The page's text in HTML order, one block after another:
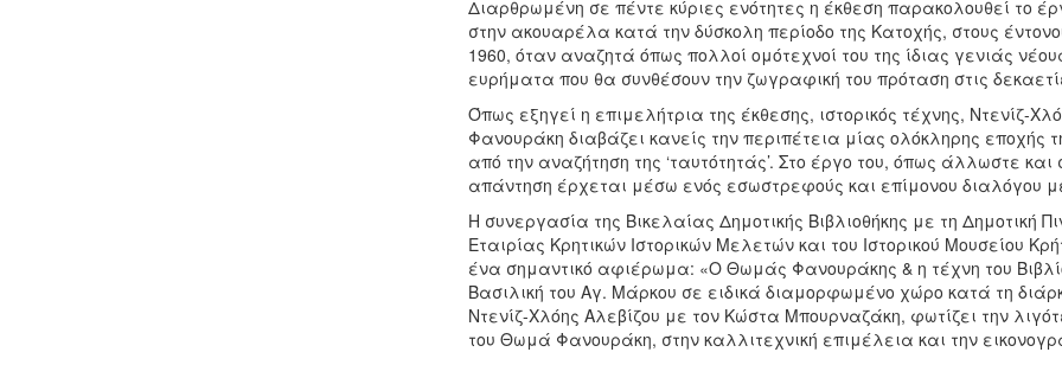
Διαρθρωμένη σε πέντε κύριες ενότητες η έκθεση παρακολουθεί το
στην ακουαρέλα κατά την δύσκολη περίοδο της Κατοχής, στους
1960, όταν αναζητά όπως πολλοί ομότεχνοί του της ίδιας γενιάς
ευρήματα που θα συνθέσουν την ζωγραφική του πρόταση στις
Όπως εξηγεί η επιμελήτρια της έκθεσης, ιστορικός τέχνης, Ντενίζ-
Φανουράκη διαβάζει κανείς την περιπέτεια μίας ολόκληρης εποχής
από την αναζήτηση της ‘ταυτότητάς’. Στο έργο του, όπως άλλωστε
απάντηση έρχεται μέσω ενός εσωστρεφούς και επίμονου διαλόγου
Η συνεργασία της Βικελαίας Δημοτικής Βιβλιοθήκης με τη Δημοτική
Εταιρίας Κρητικών Ιστορικών Μελετών και του Ιστορικού Μουσείου
ένα σημαντικό αφιέρωμα: «Ο Θωμάς Φανουράκης & η τέχνη του
Βασιλική του Αγ. Μάρκου σε ειδικά διαμορφωμένο χώρο κατά τη
Ντενίζ-Χλόης Αλεβίζου με τον Κώστα Μπουρναζάκη, φωτίζει την
του Θωμά Φανουράκη, στην καλλιτεχνική επιμέλεια και την